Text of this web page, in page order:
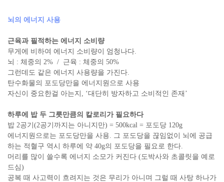
뇌의 에너지 사용
근육과 필적하는 에너지 소비량
무게에 비하여 에너지 소비량이 엄청나다.
뇌 : 체중의 2% / 근육 : 체중의 50%
그런데도 같은 에너지 사용량을 가진다.
탄수화물의 포도당만을 에너지원으로 사용
자신이 중요한걸 아는지, ‘대단히 방자하고 소비적인 존재’
하루에 밥 두 그릇만큼의 칼로리가 필요하다
밥 2공기(2공기까지는 아니지만) = 500kcal = 포도당 120g
에너지원으로는 포도당만을 사용. 그 포도당을 끊임없이 뇌에 공급
하는 적혈구 역시 하루에 약 40g의 포도당을 필요로 한다.
머리를 많이 쓸수록 에너지 소모가 커진다 (도박사와 초콜릿을 예로
드심)
공복 때 사고력이 흐려지는 것은 무리가 아니며 그럴 때 사탕 하나가